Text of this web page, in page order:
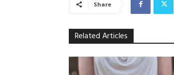
Share
Related Articles